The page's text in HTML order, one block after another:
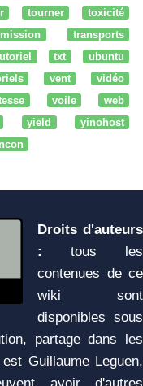
tourner
toxicité
transports
txt
ubuntu
vent
vidéo
voile
web
yield
yinohost
Droits d'auteurs
:
tous les
contenues de ce
wiki sont
disponibles sous
partage dans les
Guillaume Leguen,